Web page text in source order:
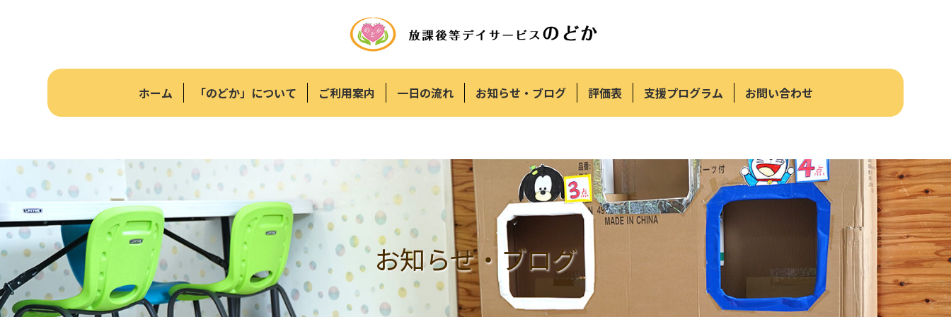
ホーム 「のどか」について ご利用案内 一日の流れ お知らせ・ブログ 評価表 支援プログラム お問い合わせ
お知らせ・ブログ